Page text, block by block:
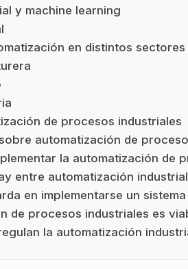
y machine learning
en distintos sectores
de procesos industriales
automatización de
la automatización de
entre automatización
en implementarse un
de procesos industriales es
la automatización